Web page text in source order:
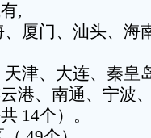
,
厦门、汕头、海
津、大连、秦皇
港、南通、宁波
14个）。